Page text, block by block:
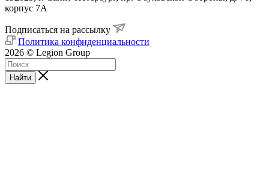
корпус 7А
Подписаться на рассылку
Политика конфиденциальности
2026 © Legion Group
Найти